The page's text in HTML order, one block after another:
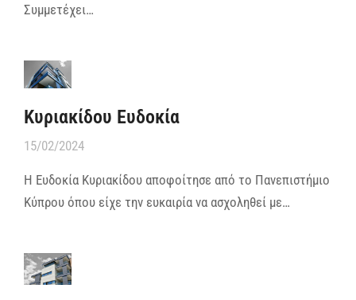
Συμμετέχει…
Κυριακίδου Ευδοκία
15/02/2024
Η Ευδοκία Κυριακίδου αποφοίτησε από το Πανεπιστήμιο
Κύπρου όπου είχε την ευκαιρία να ασχοληθεί με…